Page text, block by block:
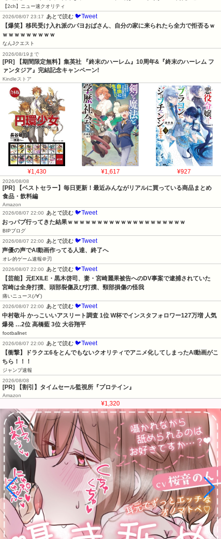
【2ch】ニュー速クオリティ
2026/08/07 23:17
あとで読む 🐦Tweet
【爆笑】移民受け入れ派のパヨおばさん、自分の家に来られたら全力で拒否るｗ
ｗｗｗｗｗｗｗｗｗ
なんJクエスト
2026/08/19まで
[PR] 【期間限定無料】集英社 『終末のハーレム』10周年&『終末のハーレム フ
ァンタジア』完結記念キャンペーン!
Kindleストア
¥1,430 ¥1,617 ¥927
2026/08/08
[PR] 【ベストセラー】毎日更新！最近みんながリアルに買っている商品まとめ
食品・飲料編
Amazon
2026/08/07 22:00 あとで読む 🐦Tweet
おっパブ行ってきた結果ｗｗｗｗｗｗｗｗｗｗｗｗｗｗｗｗｗｗｗｗ
BIPブログ
2026/08/07 22:00 あとで読む 🐦Tweet
声優の声でAI動画作ってる人達、終了へ
オレ的ゲーム速報＠刃
2026/08/07 22:00 あとで読む 🐦Tweet
【芸能】元EXILE・黒木啓司、妻・宮崎麗果被告へのDV事案で逮捕されていた
宮崎は全身打撲、頭部裂傷及び打撲、頸部損傷の怪我
痛いニュース(ﾉ∀`)
2026/08/07 22:00 あとで読む 🐦Tweet
中村敬斗 かっこいいアスリート調査 1位 W杯でインスタフォロワー127万増 人気
爆発 …2位 高橋藍 3位 大谷翔平
footballnet
2026/08/07 22:00 あとで読む 🐦Tweet
【衝撃】ドラクエ6をとんでもないクオリティでアニメ化してしまったAI動画がこ
ちら！！！
ジャンプ速報
2026/08/08
[PR] 【割引】タイムセール監視所『プロテイン』
Amazon
¥1,320